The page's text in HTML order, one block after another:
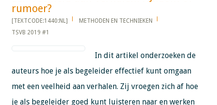
rumoer?​​​​​​
[TEXTCODE:1440:NL]
METHODEN EN TECHNIEKEN
TSVB 2019 #1
In dit artikel onderzoeken de
auteurs hoe je als begeleider effectief kunt omgaan
met een veelheid aan verhalen. Zij vroegen zich af hoe
je als begeleider goed kunt luisteren naar en werken